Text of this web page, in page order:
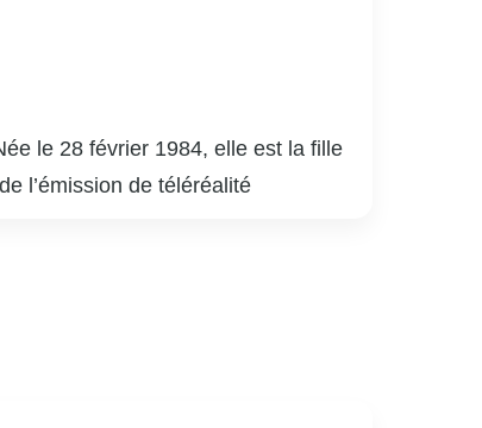
le 28 février 1984, elle est la fille
l’émission de téléréalité
où elle partage des moments de